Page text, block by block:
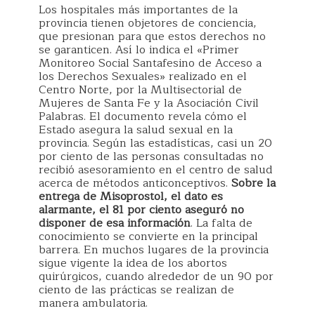
Los hospitales más importantes de la
provincia tienen objetores de conciencia,
que presionan para que estos derechos no
se garanticen. Así lo indica el «Primer
Monitoreo Social Santafesino de Acceso a
los Derechos Sexuales» realizado en el
Centro Norte, por la Multisectorial de
Mujeres de Santa Fe y la Asociación Civil
Palabras. El documento revela cómo el
Estado asegura la salud sexual en la
provincia. Según las estadísticas, casi un 20
por ciento de las personas consultadas no
recibió asesoramiento en el centro de salud
acerca de métodos anticonceptivos. Sobre la
entrega de Misoprostol, el dato es
alarmante, el 81 por ciento aseguró no
disponer de esa información. La falta de
conocimiento se convierte en la principal
barrera. En muchos lugares de la provincia
sigue vigente la idea de los abortos
quirúrgicos, cuando alrededor de un 90 por
ciento de las prácticas se realizan de
manera ambulatoria.